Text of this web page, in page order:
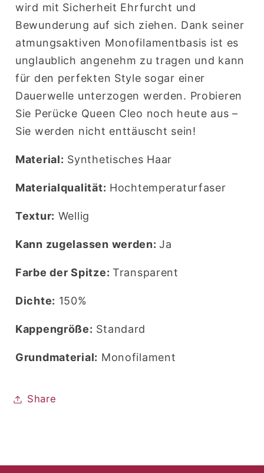
wird mit Sicherheit Ehrfurcht und
Bewunderung auf sich ziehen. Dank seiner
atmungsaktiven Monofilamentbasis ist es
unglaublich angenehm zu tragen und kann
für den perfekten Style sogar einer
Dauerwelle unterzogen werden. Probieren
Sie Perücke Queen Cleo noch heute aus –
Sie werden nicht enttäuscht sein!
Material: Synthetisches Haar
Materialqualität: Hochtemperaturfaser
Textur: Wellig
Kann zugelassen werden:Ja
Farbe der Spitze: Transparent
Dichte: 150%
Kappengröße: Standard
Grundmaterial: Monofilament
Share